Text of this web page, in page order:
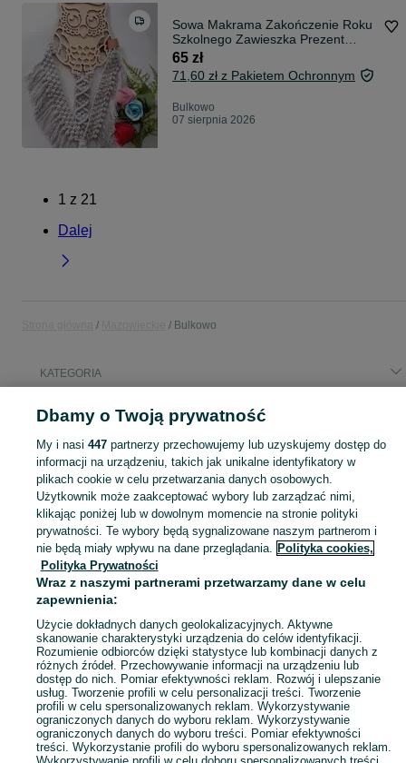
Sowa Makrama Zakończenie Roku
Szkolnego Zawieszka Prezent
Handmade
65 zł
71,60 zł z Pakietem Ochronnym
Bulkowo
07 sierpnia 2026
1 z 21
Dalej
Bulkowo
KATEGORIA
Popularne wyszukiwania
obciążniki zetor 5211
obciążniki przednie zetor 5211
zetor 7745
Skorzystaj z największego serwisu ogłoszeniowego - Bulkowo i okolice! Kupuj to, czego pragniesz i sprzedawaj to, czego już nie potrzebujesz! Zobacz
Mapa kategorii
Mapa miejscowości
Mapa ministron
Popularne wyszukiwania
Dbamy o Twoją prywatność
My i nasi 447partnerzy przechowujemy lub uzyskujemy dostęp do
informacji na urządzeniu, takich jak unikalne identyfikatory w
plikach cookie w celu przetwarzania danych osobowych.
Użytkownik może zaakceptować wybory lub zarządzać nimi,
klikając poniżej lub w dowolnym momencie na stronie polityki
prywatności. Te wybory będą sygnalizowane naszym partnerom i
nie będą miały wpływu na dane przeglądania. Polityka cookies,
Polityka Prywatności
Wraz z naszymi partnerami przetwarzamy dane w celu
zapewnienia:
Użycie dokładnych danych geolokalizacyjnych. Aktywne
skanowanie charakterystyki urządzenia do celów identyfikacji.
Rozumienie odbiorców dzięki statystyce lub kombinacji danych z
różnych źródeł. Przechowywanie informacji na urządzeniu lub
dostęp do nich. Pomiar efektywności reklam. Rozwój i ulepszanie
usług. Tworzenie profili w celu personalizacji treści. Tworzenie
profili w celu spersonalizowanych reklam. Wykorzystywanie
ograniczonych danych do wyboru reklam. Wykorzystywanie
ograniczonych danych do wyboru treści. Pomiar efektywności
treści. Wykorzystanie profili do wyboru spersonalizowanych reklam.